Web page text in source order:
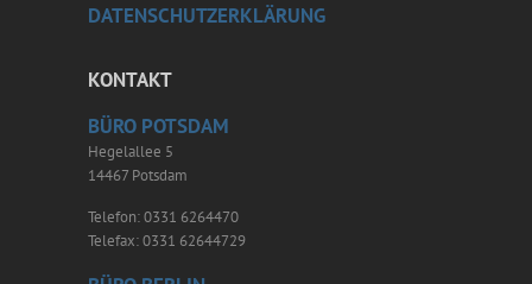
DATENSCHUTZERKLÄRUNG
KONTAKT
BÜRO POTSDAM
Hegelallee 5
14467 Potsdam
Telefon: 0331 6264470
Telefax: 0331 62644729